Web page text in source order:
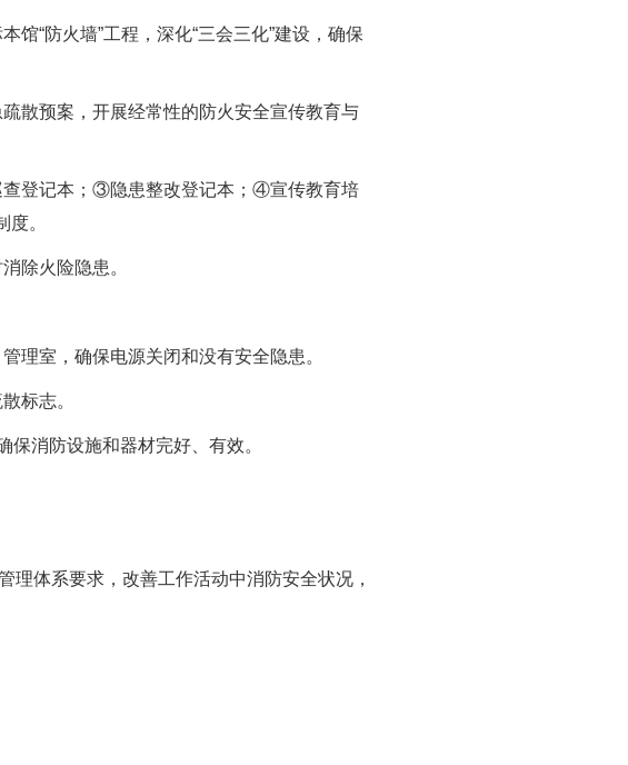
本馆“防火墙”工程，深化“三会三化”建设，确保
散预案，开展经常性的防火安全宣传教育与
登记本；③隐患整改登记本；④宣传教育培
度。
除火险隐患。
理室，确保电源关闭和没有安全隐患。
标志。
消防设施和器材完好、有效。
体系要求，改善工作活动中消防安全状况，